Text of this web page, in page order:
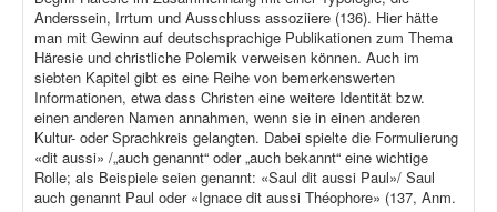
Anderssein, Irrtum und Ausschluss assoziiere (136). Hier hätte
man mit Gewinn auf deutschsprachige Publikationen zum Thema
Häresie und christliche Polemik verweisen können. Auch im
siebten Kapitel gibt es eine Reihe von bemerkenswerten
Informationen, etwa dass Christen eine weitere Identität bzw.
einen anderen Namen annahmen, wenn sie in einen anderen
Kultur- oder Sprachkreis gelangten. Dabei spielte die Formulierung
«dit aussi» /„auch genannt“ oder „auch bekannt“ eine wichtige
Rolle; als Beispiele seien genannt: «Saul dit aussi Paul»/ Saul
auch genannt Paul oder «Ignace dit aussi Théophore» (137, Anm.